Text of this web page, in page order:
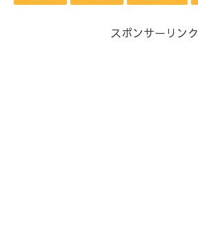
スポンサーリンク